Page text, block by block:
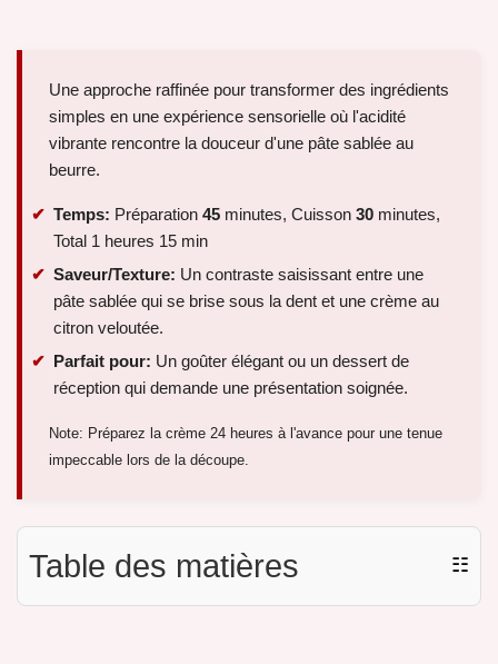
Une approche raffinée pour transformer des ingrédients
simples en une expérience sensorielle où l'acidité
vibrante rencontre la douceur d'une pâte sablée au
beurre.
Temps: Préparation 45 minutes, Cuisson 30 minutes,
Total 1 heures 15 min
Saveur/Texture: Un contraste saisissant entre une
pâte sablée qui se brise sous la dent et une crème au
citron veloutée.
Parfait pour: Un goûter élégant ou un dessert de
réception qui demande une présentation soignée.
Note: Préparez la crème 24 heures à l'avance pour une tenue
impeccable lors de la découpe.
Table des matières ☷